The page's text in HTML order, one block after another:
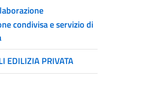
condivisa e servizio di
EDILIZIA PRIVATA